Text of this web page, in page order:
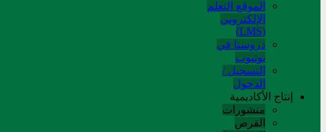
الموقع التعلم
الإلکتروني
(LMS)
دروسنا في
يوتيوب
التسجيل /
الدخول
إنتاج الأكاديمية
منشورات
القرص